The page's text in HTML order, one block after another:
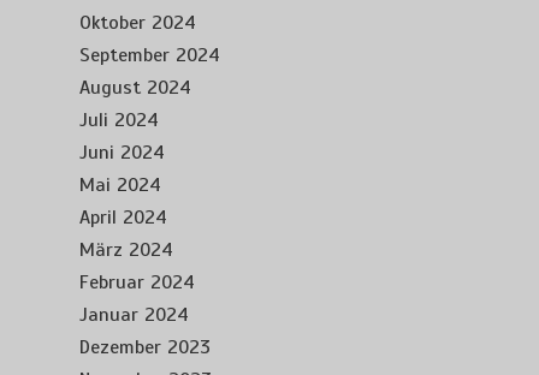
Oktober 2024
September 2024
August 2024
Juli 2024
Juni 2024
Mai 2024
April 2024
März 2024
Februar 2024
Januar 2024
Dezember 2023